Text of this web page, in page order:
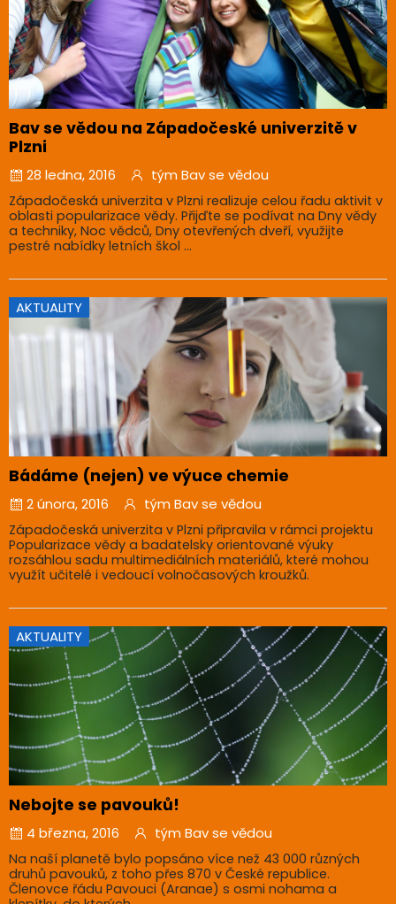
Bav se vědou na Západočeské univerzitě v
Plzni
28 ledna, 2016 tým Bav se vědou
Západočeská univerzita v Plzni realizuje celou řadu aktivit v
oblasti popularizace vědy. Přijďte se podívat na Dny vědy
a techniky, Noc vědců, Dny otevřených dveří, využijte
pestré nabídky letních škol ...
AKTUALITY
Bádáme (nejen) ve výuce chemie
2 února, 2016 tým Bav se vědou
Západočeská univerzita v Plzni připravila v rámci projektu
Popularizace vědy a badatelsky orientované výuky
rozsáhlou sadu multimediálních materiálů, které mohou
využít učitelé i vedoucí volnočasových kroužků.
AKTUALITY
Nebojte se pavouků!
4 března, 2016 tým Bav se vědou
Na naší planetě bylo popsáno více než 43 000 různých
druhů pavouků, z toho přes 870 v České republice.
Členovce řádu Pavouci (Aranae) s osmi nohama a